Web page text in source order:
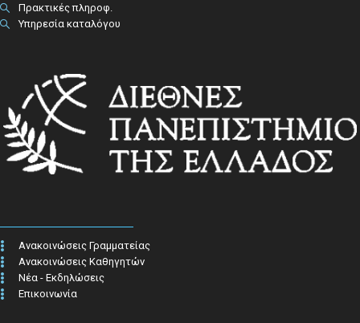
Πρακτικές πληροφ.​
Υπηρεσία καταλόγου
Ανακοινώσεις Γραμματείας
Ανακοινώσεις Καθηγητών
Νέα - Εκδηλώσεις
Επικοινωνία